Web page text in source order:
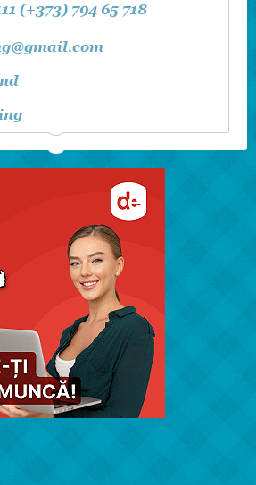
(+373) 794 65 718